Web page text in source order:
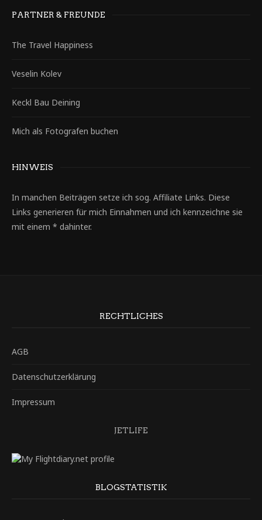
PARTNER & FREUNDE
The Travel Happiness
Veselin Kolev
Keckl Bau Deining
Mich als Fotografen buchen
HINWEIS
In manchen Beiträgen setze ich sog. Affiliate Links. Diese
Links generieren für mich Einnahmen und ich kennzeichne sie
mit einem * dahinter.
RECHTLICHES
AGB
Datenschutzerklärung
Impressum
JETLIFE
BLOGSTATISTIK